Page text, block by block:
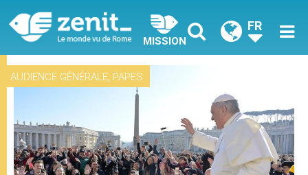
MISSION
FR
AUDIENCE GÉNÉRALE, PAPES